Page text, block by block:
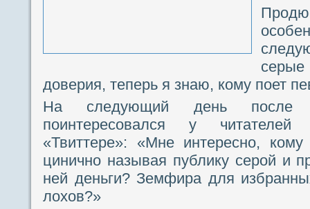
доверия, теперь я знаю, кому поет
На следующий день после
поинтересовался у
«Твиттере»: «Мне интересно,
цинично называя публику серой и
ней деньги? Земфира для
лохов?»